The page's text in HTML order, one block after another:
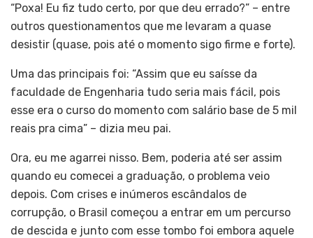
“Poxa! Eu fiz tudo certo, por que deu errado?” – entre
outros questionamentos que me levaram a quase
desistir (quase, pois até o momento sigo firme e forte).
Uma das principais foi: “Assim que eu saísse da
faculdade de Engenharia tudo seria mais fácil, pois
esse era o curso do momento com salário base de 5 mil
reais pra cima” – dizia meu pai.
Ora, eu me agarrei nisso. Bem, poderia até ser assim
quando eu comecei a graduação, o problema veio
depois. Com crises e inúmeros escândalos de
corrupção, o Brasil começou a entrar em um percurso
de descida e junto com esse tombo foi embora aquele